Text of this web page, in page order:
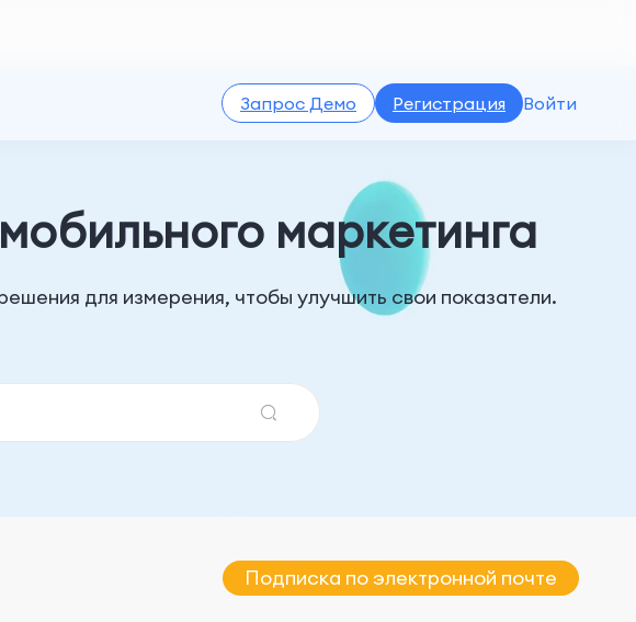
Запрос Демо Регистрация Войти
маркетинга
для измерения, чтобы улучшить свои показатели.
Подписка по электронной почте